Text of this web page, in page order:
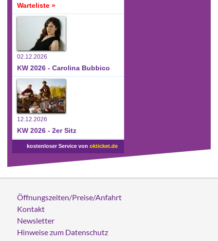
Warteliste »
02.12.2026
KW 2026 - Carolina Bubbico
12.12.2026
KW 2026 - 2er Sitz
kostenloser Service von okticket.de
Öffnungszeiten/Preise/Anfahrt
Kontakt
Newsletter
Hinweise zum Datenschutz